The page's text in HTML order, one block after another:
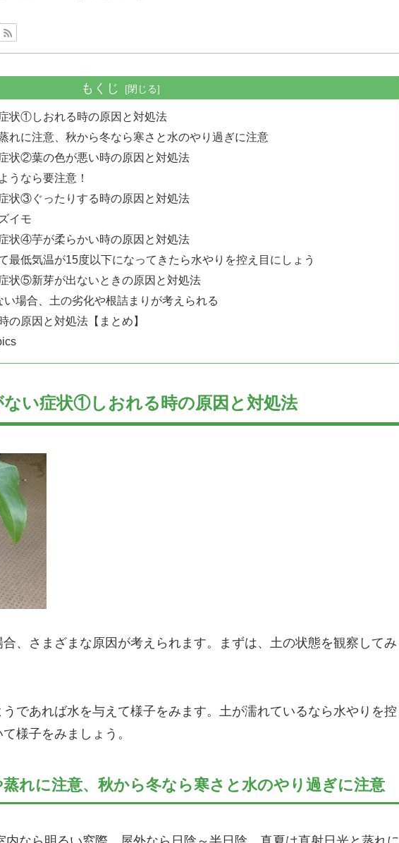
もくじ
状①しおれる時の原因と対処法
れに注意、秋から冬なら寒さと水のやり過ぎに注意
状②葉の色が悪い時の原因と対処法
うなら要注意！
状③ぐったりする時の原因と対処法
イモ
状④芋が柔らかい時の原因と対処法
最低気温が15度以下になってきたら水やりを控え目にしょう
状⑤新芽が出ないときの原因と対処法
場合、土の劣化や根詰まりが考えられる
の原因と対処法【まとめ】
い症状①しおれる時の原因と対処法
、さまざまな原因が考えられます。まずは、土の状態を観察してみ
であれば水を与えて様子をみます。土が濡れているなら水やりを控
様子をみましょう。
れに注意、秋から冬なら寒さと水のやり過ぎに注意